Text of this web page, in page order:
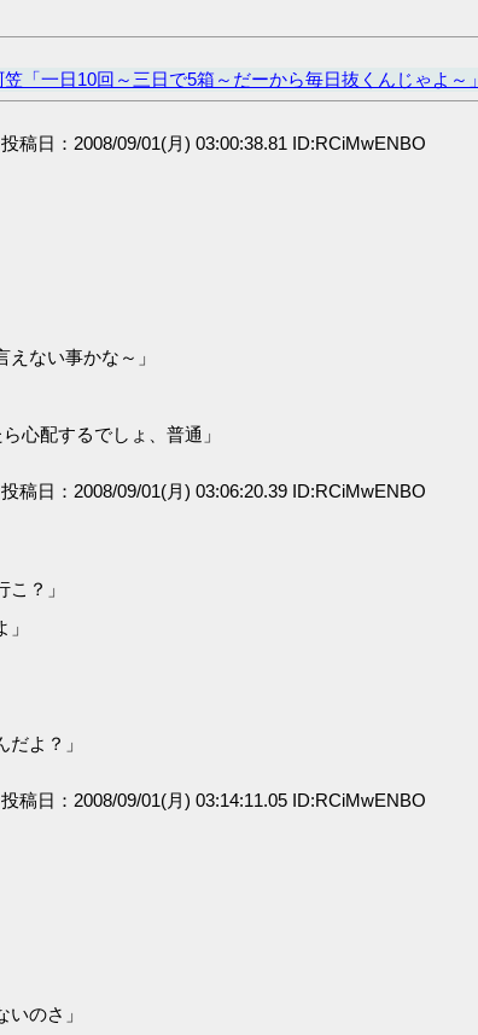
笠「一日10回～三日で5箱～だーから毎日抜くんじゃよ～」
稿日：2008/09/01(月) 03:00:38.81 ID:RCiMwENBO
ない事かな～」
心配するでしょ、普通」
稿日：2008/09/01(月) 03:06:20.39 ID:RCiMwENBO
？」
よ？」
稿日：2008/09/01(月) 03:14:11.05 ID:RCiMwENBO
のさ」